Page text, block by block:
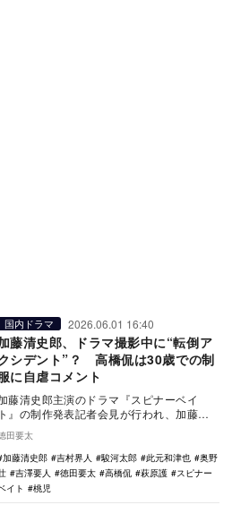
国内ドラマ 2026.06.01 16:40
藤清史郎、ドラマ撮影中に“転倒ア
シデント”？ 高橋侃は30歳での制
に自虐コメント
藤清史郎主演のドラマ『スピナーベイ
ト』の制作発表記者会見が行われ、加藤や
量、作品への愛…
田要太
加藤清史郎
吉村界人 駿河太郎 此元和津也
奥野
吉澤要人 徳田要太 高橋侃 萩原護
スピナー
イト
桃児